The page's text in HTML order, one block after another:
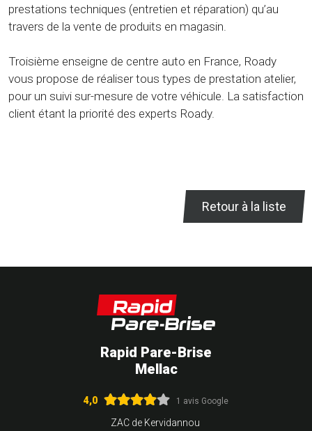
prestations techniques (entretien et réparation) qu’au
travers de la vente de produits en magasin.
Troisième enseigne de centre auto en France, Roady
vous propose de réaliser tous types de prestation atelier,
pour un suivi sur-mesure de votre véhicule. La satisfaction
client étant la priorité des experts Roady.
Retour à la liste
Rapid Pare-Brise
Mellac
4,0 1 avis Google
ZAC de Kervidannou